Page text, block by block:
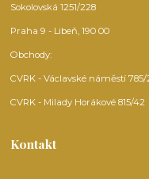
Sokolovská 1251/228
Praha 9 - Libeň, 190 00
Obchody:
CVRK - Václavské náměstí 785/
CVRK - Milady Horákové 815/42
Kontakt